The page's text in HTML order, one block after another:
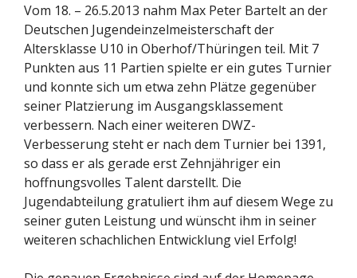
Vom 18. – 26.5.2013 nahm Max Peter Bartelt an der
Deutschen Jugendeinzelmeisterschaft der
Altersklasse U10 in Oberhof/Thüringen teil. Mit 7
Punkten aus 11 Partien spielte er ein gutes Turnier
und konnte sich um etwa zehn Plätze gegenüber
seiner Platzierung im Ausgangsklassement
verbessern. Nach einer weiteren DWZ-
Verbesserung steht er nach dem Turnier bei 1391,
so dass er als gerade erst Zehnjähriger ein
hoffnungsvolles Talent darstellt. Die
Jugendabteilung gratuliert ihm auf diesem Wege zu
seiner guten Leistung und wünscht ihm in seiner
weiteren schachlichen Entwicklung viel Erfolg!